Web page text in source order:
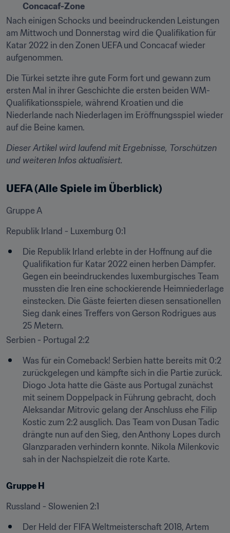
Concacaf-Zone
Nach einigen Schocks und beeindruckenden Leistungen
am Mittwoch und Donnerstag wird die Qualifikation für
Katar 2022 in den Zonen UEFA und Concacaf wieder
aufgenommen.
Die Türkei setzte ihre gute Form fort und gewann zum
ersten Mal in ihrer Geschichte die ersten beiden WM-
Qualifikationsspiele, während Kroatien und die
Niederlande nach Niederlagen im Eröffnungsspiel wieder
auf die Beine kamen.
Dieser Artikel wird laufend mit Ergebnisse, Torschützen
und weiteren Infos aktualisiert.
UEFA (Alle Spiele im Überblick)
Gruppe A
Republik Irland - Luxemburg 0:1
Die Republik Irland erlebte in der Hoffnung auf die
Qualifikation für Katar 2022 einen herben Dämpfer.
Gegen ein beeindruckendes luxemburgisches Team
mussten die Iren eine schockierende Heimniederlage
einstecken. Die Gäste feierten diesen sensationellen
Sieg dank eines Treffers von Gerson Rodrigues aus
25 Metern.
Serbien - Portugal 2:2
Was für ein Comeback! Serbien hatte bereits mit 0:2
zurückgelegen und kämpfte sich in die Partie zurück.
Diogo Jota hatte die Gäste aus Portugal zunächst
mit seinem Doppelpack in Führung gebracht, doch
Aleksandar Mitrovic gelang der Anschluss ehe Filip
Kostic zum 2:2 ausglich. Das Team von Dusan Tadic
drängte nun auf den Sieg, den Anthony Lopes durch
Glanzparaden verhindern konnte. Nikola Milenkovic
sah in der Nachspielzeit die rote Karte.
Gruppe H
Russland - Slowenien 2:1
Der Held der FIFA Weltmeisterschaft 2018, Artem